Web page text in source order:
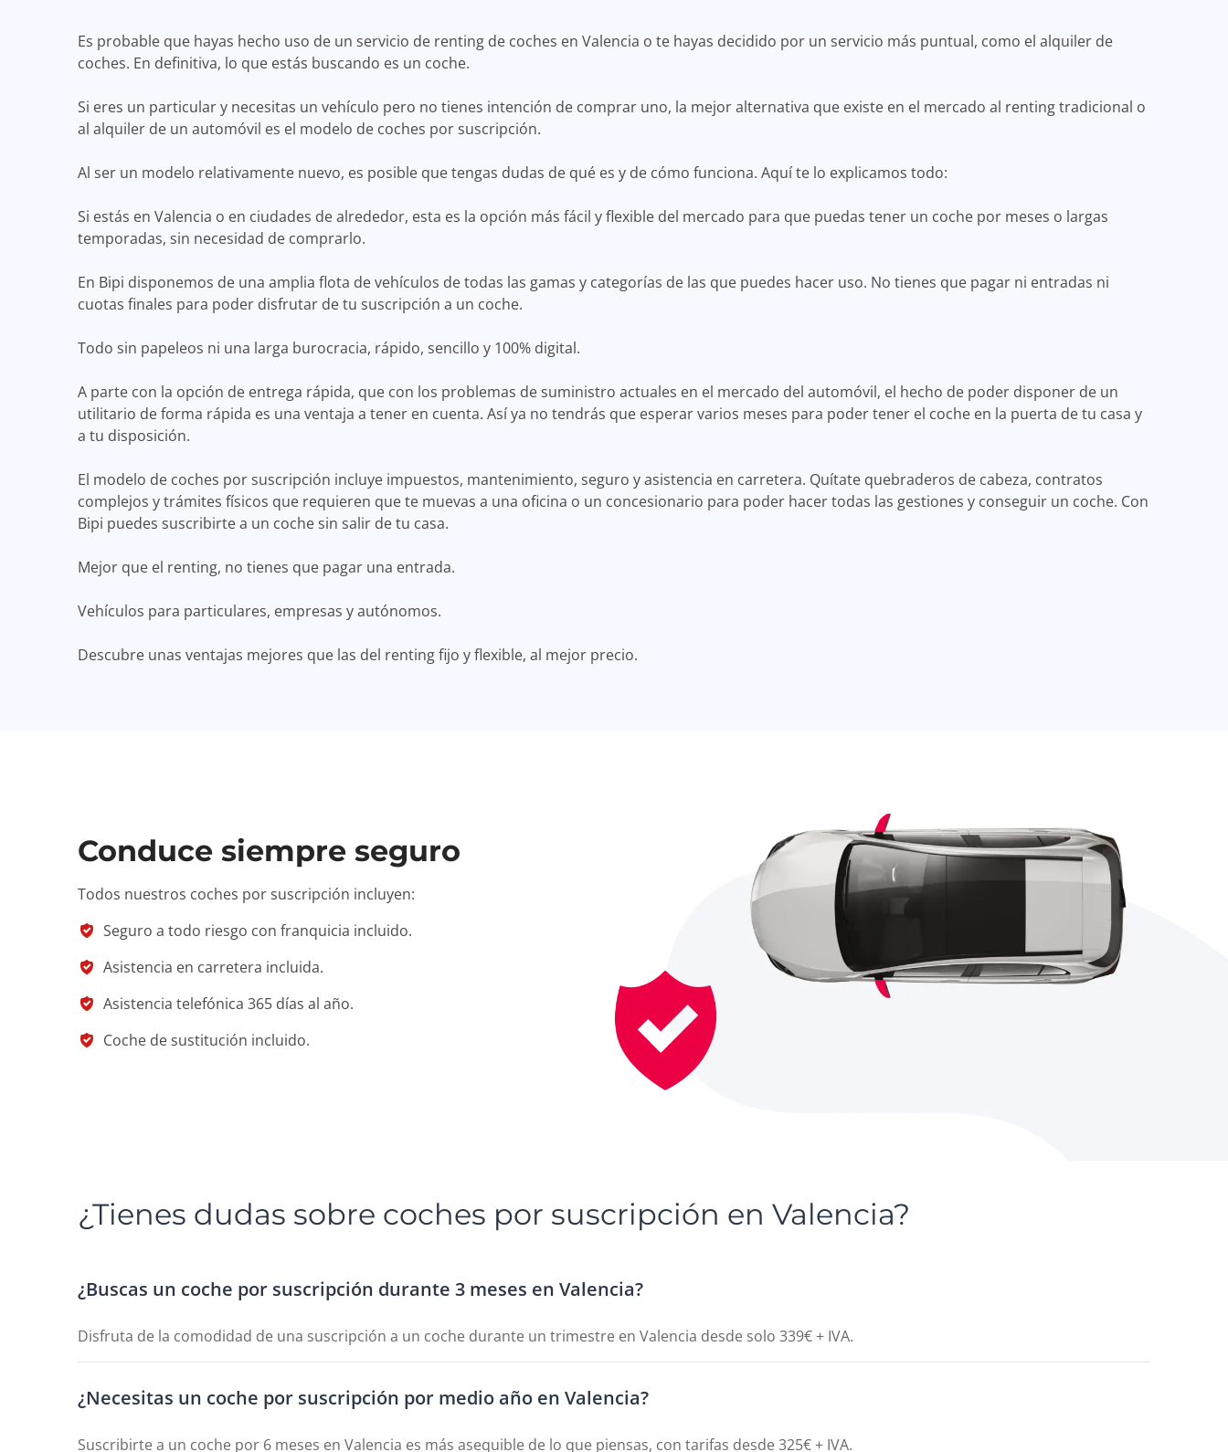
Es probable que hayas hecho uso de un servicio de renting de coches en Valencia o te hayas decidido por un servicio más puntual, como el alquiler de
coches. En definitiva, lo que estás buscando es un coche.
Si eres un particular y necesitas un vehículo pero no tienes intención de comprar uno, la mejor alternativa que existe en el mercado al renting tradicional o
al alquiler de un automóvil es el modelo de coches por suscripción.
Al ser un modelo relativamente nuevo, es posible que tengas dudas de qué es y de cómo funciona. Aquí te lo explicamos todo:
Si estás en Valencia o en ciudades de alrededor, esta es la opción más fácil y flexible del mercado para que puedas tener un coche por meses o largas
temporadas, sin necesidad de comprarlo.
En Bipi disponemos de una amplia flota de vehículos de todas las gamas y categorías de las que puedes hacer uso. No tienes que pagar ni entradas ni
cuotas finales para poder disfrutar de tu suscripción a un coche.
Todo sin papeleos ni una larga burocracia, rápido, sencillo y 100% digital.
A parte con la opción de entrega rápida, que con los problemas de suministro actuales en el mercado del automóvil, el hecho de poder disponer de un
utilitario de forma rápida es una ventaja a tener en cuenta. Así ya no tendrás que esperar varios meses para poder tener el coche en la puerta de tu casa y
a tu disposición.
El modelo de coches por suscripción incluye impuestos, mantenimiento, seguro y asistencia en carretera. Quítate quebraderos de cabeza, contratos
complejos y trámites físicos que requieren que te muevas a una oficina o un concesionario para poder hacer todas las gestiones y conseguir un coche. Con
Bipi puedes suscribirte a un coche sin salir de tu casa.
Mejor que el renting, no tienes que pagar una entrada.
Vehículos para particulares, empresas y autónomos.
Descubre unas ventajas mejores que las del renting fijo y flexible, al mejor precio.
Conduce siempre seguro
Todos nuestros coches por suscripción incluyen:
Seguro a todo riesgo con franquicia incluido.
Asistencia en carretera incluida.
Asistencia telefónica 365 días al año.
Coche de sustitución incluido.
¿Tienes dudas sobre coches por suscripción en Valencia?
¿Buscas un coche por suscripción durante 3 meses en Valencia?
Disfruta de la comodidad de una suscripción a un coche durante un trimestre en Valencia desde solo 339€ + IVA.
¿Necesitas un coche por suscripción por medio año en Valencia?
Suscribirte a un coche por 6 meses en Valencia es más asequible de lo que piensas, con tarifas desde 325€ + IVA.